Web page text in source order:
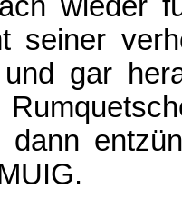
seiner
gar
dann